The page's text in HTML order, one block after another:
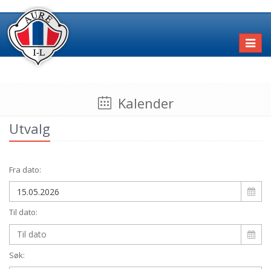
Kalender
Utvalg
Fra dato:
Til dato:
Søk: